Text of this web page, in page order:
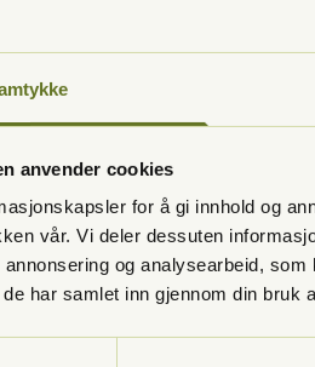
anvender cookies
for å gi innhold og
vår. Vi deler dessuten
og analysearbeid,
har samlet inn gjennom din bruk
ditt. Vi ser etter tegn på hull,
munnhelsen din negativt.
vi en behandlingsplan som